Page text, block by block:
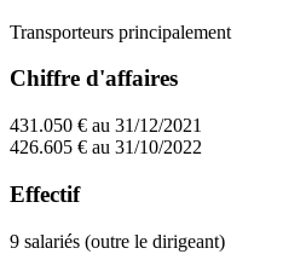
Transporteurs principalement
Chiffre d'affaires
431.050 € au 31/12/2021
426.605 € au 31/10/2022
Effectif
9 salariés (outre le dirigeant)